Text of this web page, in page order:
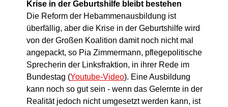
Krise in der Geburtshilfe bleibt bestehen
Die Reform der Hebammenausbildung ist
überfällig, aber die Krise in der Geburtshilfe wird
von der Großen Koalition damit noch nicht mal
angepackt, so Pia Zimmermann, pflegepolitische
Sprecherin der Linksfraktion, in ihrer Rede im
Bundestag (Youtube-Video). Eine Ausbildung
kann noch so gut sein - wenn das Gelernte in der
Realität jedoch nicht umgesetzt werden kann, ist